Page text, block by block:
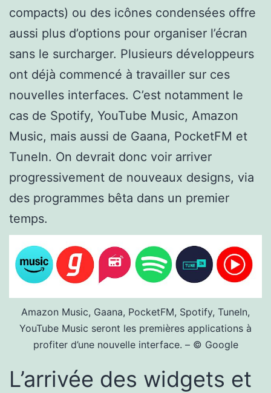
compacts) ou des icônes condensées offre
aussi plus d’options pour organiser l’écran
sans le surcharger. Plusieurs développeurs
ont déjà commencé à travailler sur ces
nouvelles interfaces. C’est notamment le
cas de Spotify, YouTube Music, Amazon
Music, mais aussi de Gaana, PocketFM et
TuneIn. On devrait donc voir arriver
progressivement de nouveaux designs, via
des programmes bêta dans un premier
temps.
Amazon Music, Gaana, PocketFM, Spotify, TuneIn,
YouTube Music seront les premières applications à
profiter d’une nouvelle interface. – © Google
L’arrivée des widgets et